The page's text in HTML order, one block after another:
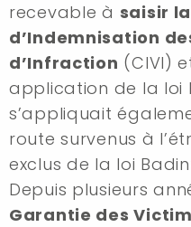
recevable à saisir
d’Indemnisation
d’Infraction (CIVI)
application de la loi
s’appliquait
route survenus à
exclus de la loi
Depuis plusieurs
Garantie des